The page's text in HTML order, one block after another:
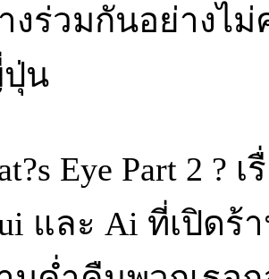
งร่วมกันอย่างไ
น
Eye Part 2 ?
และ Ai ที่เปิดร้